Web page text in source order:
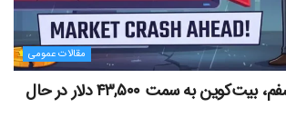
مقالات عمومی
مایکل ترپین: متاسفم، بیت‌کوین به سمت ۴۳,۵۰۰ دلار در حال